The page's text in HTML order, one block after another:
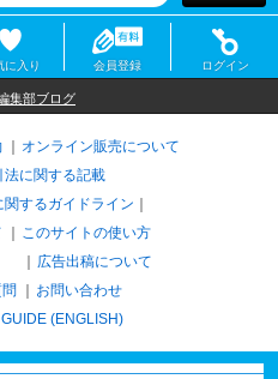
に入り 会員登録 ログイン
集部ブログ
オンライン販売について
法に関する記載
するガイドライン
このサイトの使い方
広告出稿について
お問い合わせ
(ENGLISH)